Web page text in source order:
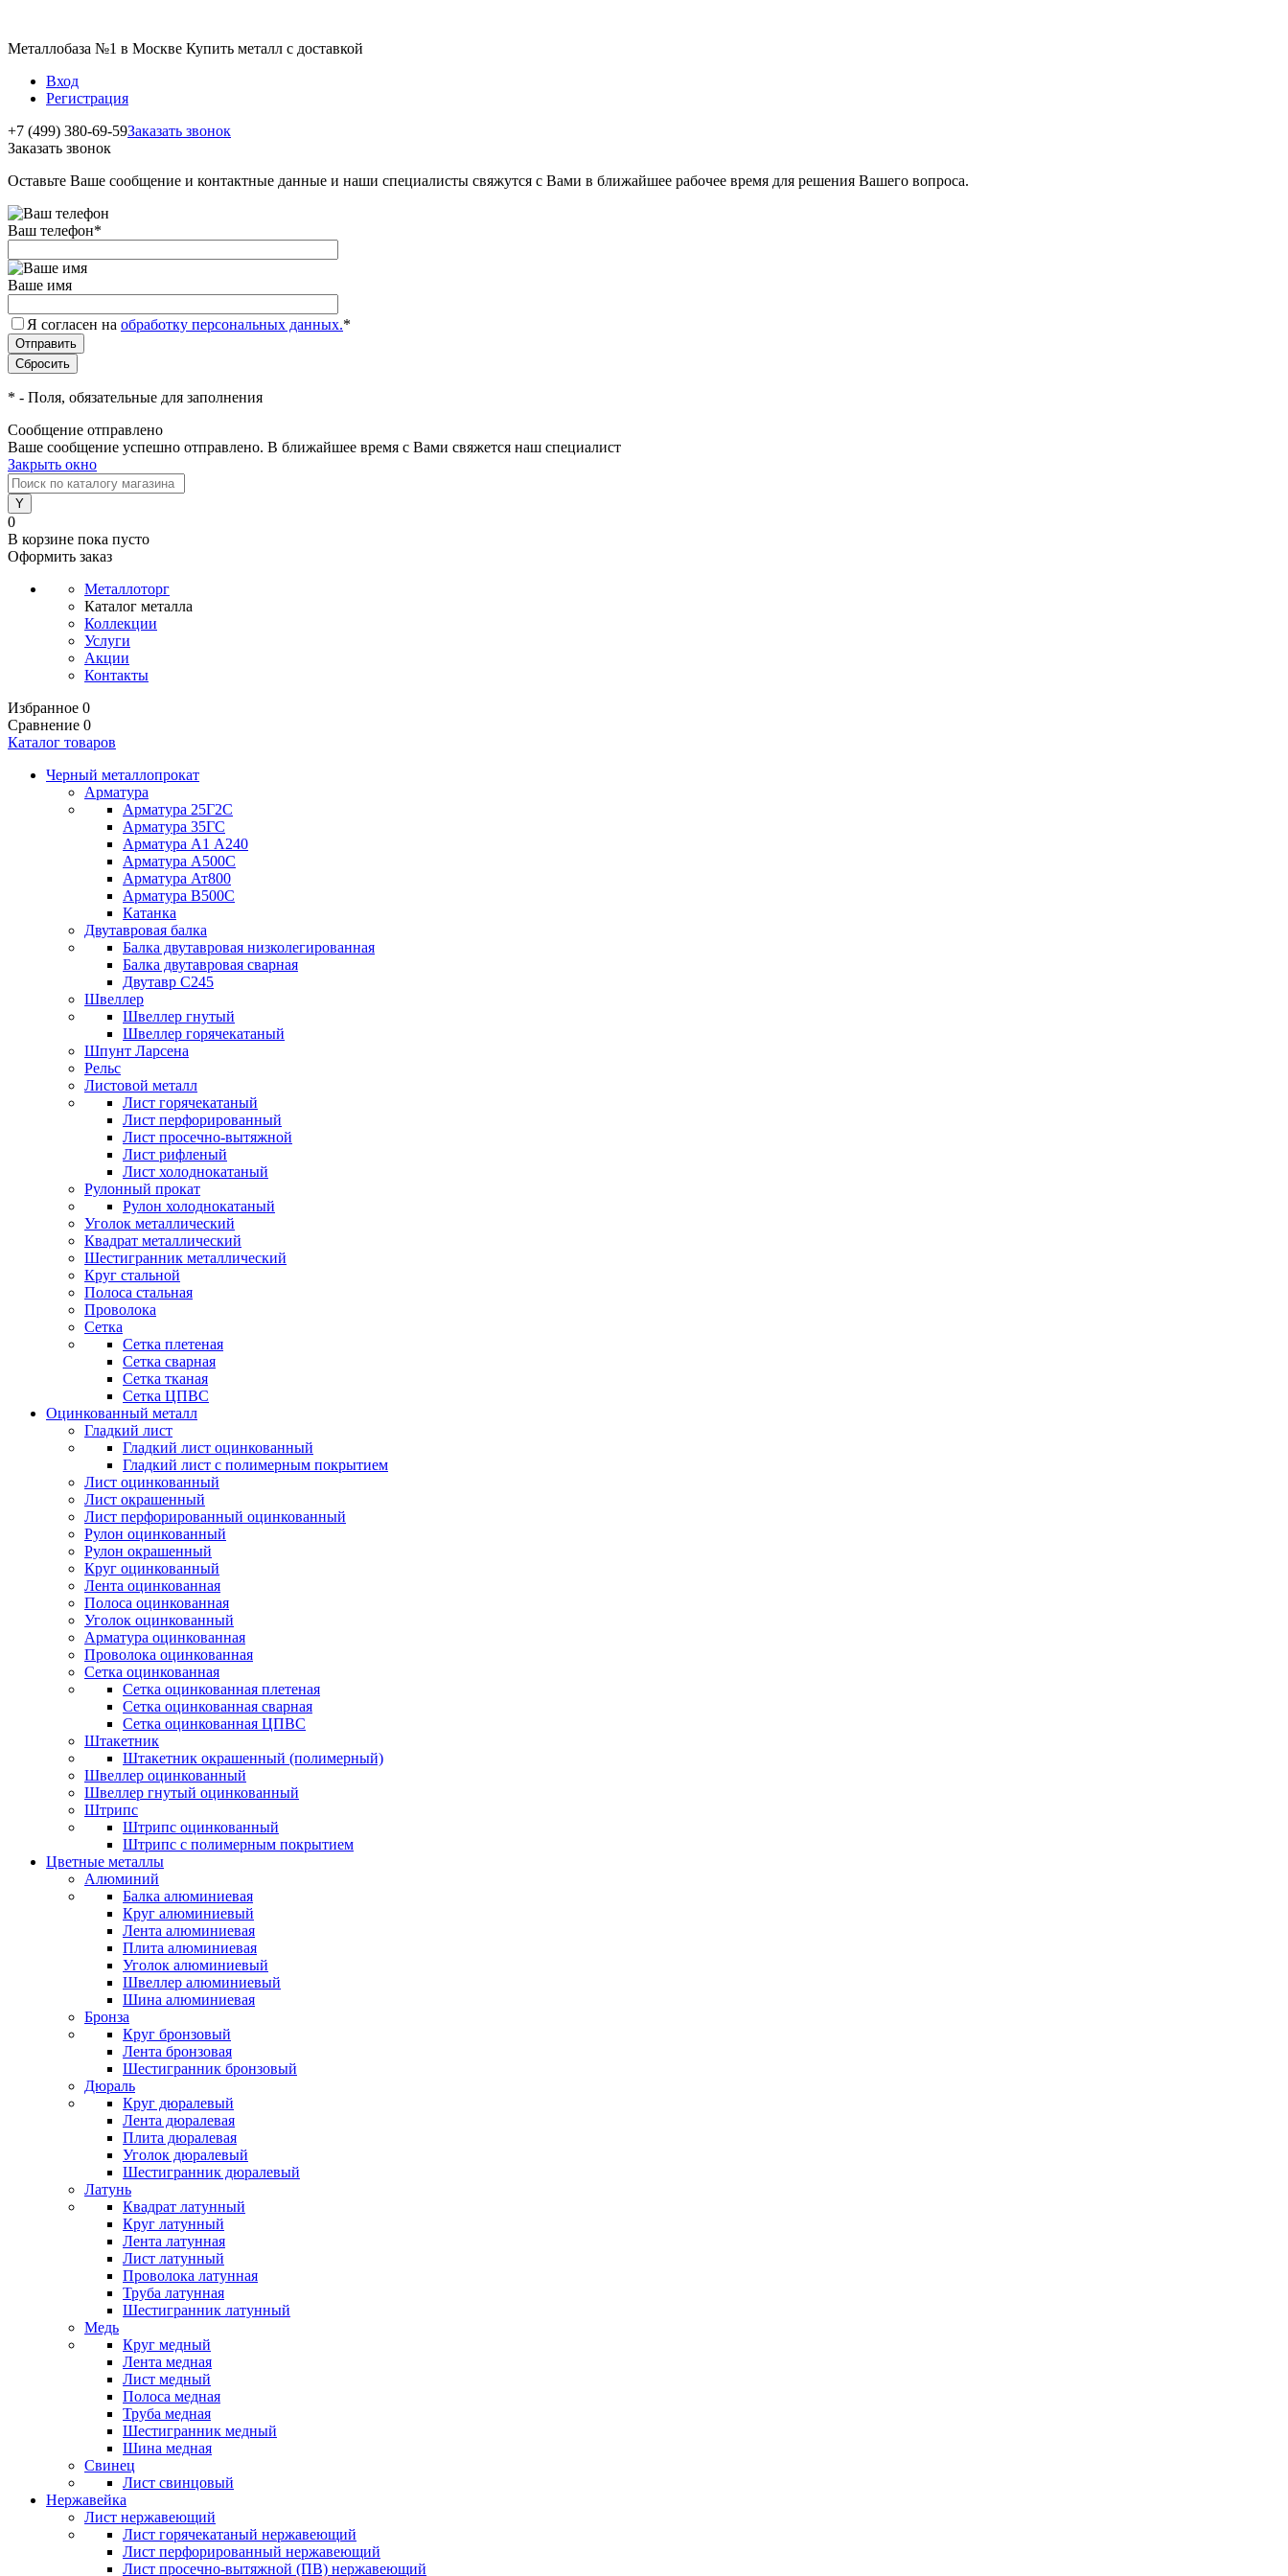
Металлобаза №1 в Москве Купить металл с доставкой
Вход
Регистрация
+7 (499) 380-69-59Заказать звонок
Заказать звонок
Оставьте Ваше сообщение и контактные данные и наши специалисты свяжутся с Вами в ближайшее рабочее время для решения Вашего вопроса.
Ваш телефон*
Ваше имя
Я согласен на обработку персональных данных.*
* - Поля, обязательные для заполнения
Сообщение отправлено
Ваше сообщение успешно отправлено. В ближайшее время с Вами свяжется наш специалист
Закрыть окно
0
В корзине пока пусто
Оформить заказ
Металлоторг
Каталог металла
Коллекции
Услуги
Акции
Контакты
Избранное 0
Сравнение 0
Каталог товаров
Черный металлопрокат
Арматура
Арматура 25Г2С
Арматура 35ГС
Арматура А1 А240
Арматура А500С
Арматура Ат800
Арматура В500С
Катанка
Двутавровая балка
Балка двутавровая низколегированная
Балка двутавровая сварная
Двутавр С245
Швеллер
Швеллер гнутый
Швеллер горячекатаный
Шпунт Ларсена
Рельс
Листовой металл
Лист горячекатаный
Лист перфорированный
Лист просечно-вытяжной
Лист рифленый
Лист холоднокатаный
Рулонный прокат
Рулон холоднокатаный
Уголок металлический
Квадрат металлический
Шестигранник металлический
Круг стальной
Полоса стальная
Проволока
Сетка
Сетка плетеная
Сетка сварная
Сетка тканая
Сетка ЦПВС
Оцинкованный металл
Гладкий лист
Гладкий лист оцинкованный
Гладкий лист с полимерным покрытием
Лист оцинкованный
Лист окрашенный
Лист перфорированный оцинкованный
Рулон оцинкованный
Рулон окрашенный
Круг оцинкованный
Лента оцинкованная
Полоса оцинкованная
Уголок оцинкованный
Арматура оцинкованная
Проволока оцинкованная
Сетка оцинкованная
Сетка оцинкованная плетеная
Сетка оцинкованная сварная
Сетка оцинкованная ЦПВС
Штакетник
Штакетник окрашенный (полимерный)
Швеллер оцинкованный
Швеллер гнутый оцинкованный
Штрипс
Штрипс оцинкованный
Штрипс с полимерным покрытием
Цветные металлы
Алюминий
Балка алюминиевая
Круг алюминиевый
Лента алюминиевая
Плита алюминиевая
Уголок алюминиевый
Швеллер алюминиевый
Шина алюминиевая
Бронза
Круг бронзовый
Лента бронзовая
Шестигранник бронзовый
Дюраль
Круг дюралевый
Лента дюралевая
Плита дюралевая
Уголок дюралевый
Шестигранник дюралевый
Латунь
Квадрат латунный
Круг латунный
Лента латунная
Лист латунный
Проволока латунная
Труба латунная
Шестигранник латунный
Медь
Круг медный
Лента медная
Лист медный
Полоса медная
Труба медная
Шестигранник медный
Шина медная
Свинец
Лист свинцовый
Нержавейка
Лист нержавеющий
Лист горячекатаный нержавеющий
Лист перфорированный нержавеющий
Лист просечно-вытяжной (ПВ) нержавеющий